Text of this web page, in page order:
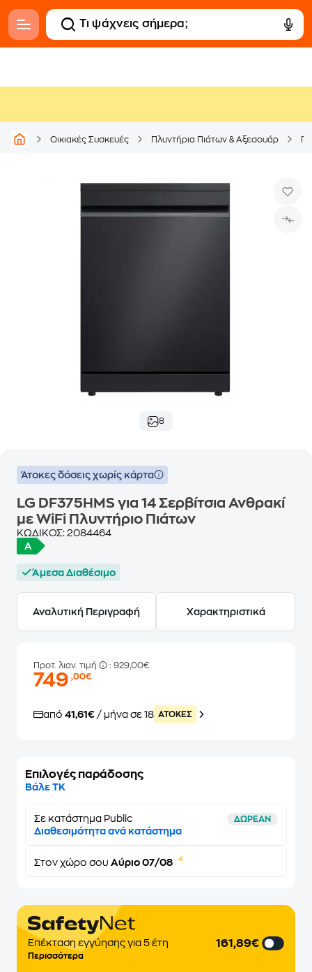
Οικιακές Συσκευές Πλυντήρια Πιάτων & Αξεσουάρ
8
Άτοκες δόσεις χωρίς κάρτα
LG DF375HMS για 14 Σερβίτσια Ανθρακί
με WiFi Πλυντήριο Πιάτων
ΚΩΔΙΚΟΣ: 2084464
Άμεσα Διαθέσιμο
Αναλυτική Περιγραφή Χαρακτηριστικά
Προτ. λιαν. τιμή : 929,00€
749,00€
από 41,61€ / μήνα σε 18 ATOKEΣ
Επιλογές παράδοσης
Βάλε ΤΚ
Σε κατάστημα Public ΔΩΡΕΑΝ
Διαθεσιμότητα ανά κατάστημα
Στον χώρο σου Αύριο 07/08
Επέκταση εγγύησης για 5 έτη
Περισσότερα
161,89€